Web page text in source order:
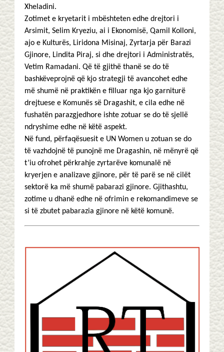
Xheladini.
Zotimet e kryetarit i mbështeten edhe drejtori i
Arsimit, Selim Kryeziu, ai i Ekonomisë, Qamil Kolloni,
ajo e Kulturës, Liridona Misinaj, Zyrtarja për Barazi
Gjinore, Lindita Piraj, si dhe drejtori i Administratës,
Vetim Ramadani. Që të gjithë thanë se do të
bashkëveprojnë që kjo strategji të avancohet edhe
më shumë në praktikën e filluar nga kjo garniturë
drejtuese e Komunës së Dragashit, e cila edhe në
fushatën parazgjedhore ishte zotuar se do të sjellë
ndryshime edhe në këtë aspekt.
Në fund, përfaqësuesit e UN Women u zotuan se do
të vazhdojnë të punojnë me Dragashin, në mënyrë që
t’iu ofrohet përkrahje zyrtarëve komunalë në
kryerjen e analizave gjinore, për të parë se në cilët
sektorë ka më shumë pabarazi gjinore. Gjithashtu,
zotime u dhanë edhe në ofrimin e rekomandimeve se
si të zbutet pabarazia gjinore në këtë komunë.